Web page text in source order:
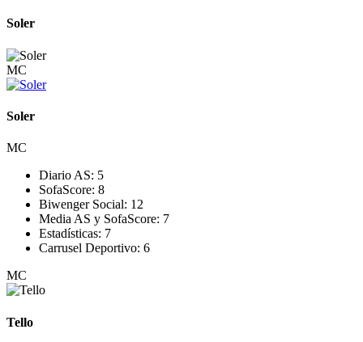
Soler
MC
Soler
MC
Diario AS: 5
SofaScore: 8
Biwenger Social: 12
Media AS y SofaScore: 7
Estadísticas: 7
Carrusel Deportivo: 6
MC
Tello